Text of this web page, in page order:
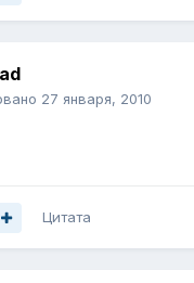
27 января, 2010
Цитата